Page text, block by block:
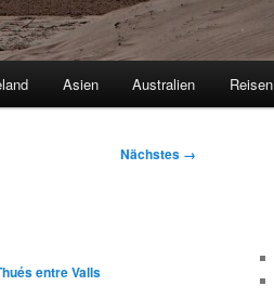
Asien Australien Reisen
Nächstes →
entre Valls